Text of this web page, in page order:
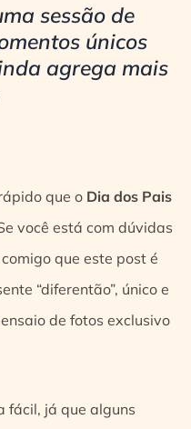
sessão de
únicos
agrega mais
que o Dia dos Pais
você está com dúvidas
que este post é
“diferentão”, único e
de fotos exclusivo
fácil, já que alguns